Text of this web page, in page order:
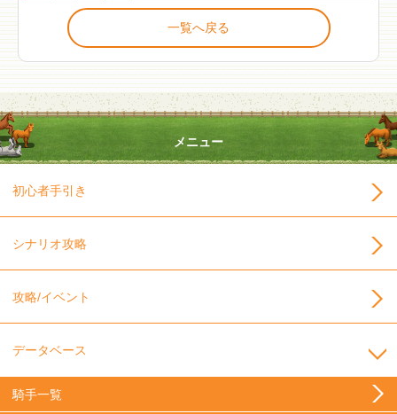
一覧へ戻る
メニュー
初心者手引き
シナリオ攻略
攻略/イベント
データベース
騎手一覧